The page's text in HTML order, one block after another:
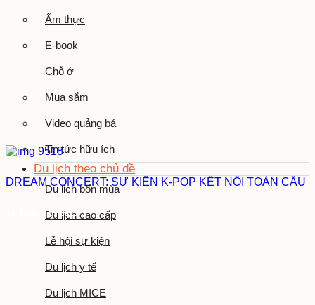
Ẩm thực
E-book
Chỗ ở
Mua sắm
Video quảng bá
Tin tức hữu ích
Du lịch theo chủ đề
Du lịch bốn mùa
Du lịch cao cấp
Lễ hội sự kiện
Du lịch y tế
Du lịch MICE
DREAM CONCERT: SỰ KIỆN K-POP KẾT NỐI TOÀN CẦU
10 Tháng 5, 2023